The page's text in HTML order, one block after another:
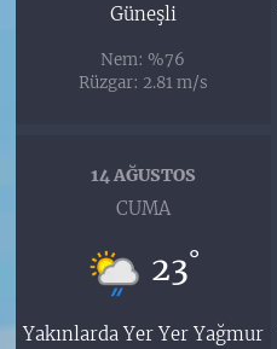
Güneşli
Nem: %76
Rüzgar: 2.81 m/s
14 AĞUSTOS
CUMA
23°
Yakınlarda Yer Yer Yağmur